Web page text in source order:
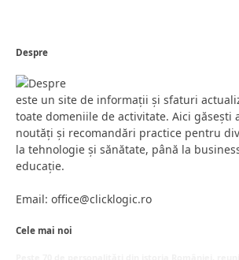
Despre
este un site de informații și sfaturi
toate domeniile de activitate. Aici găsești
noutăți și recomandări practice pentru
la tehnologie și sănătate, până la
educație.
Email: office@clicklogic.ro
Cele mai noi